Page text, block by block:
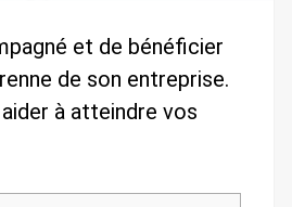
et de bénéficier
de son entreprise.
à atteindre vos